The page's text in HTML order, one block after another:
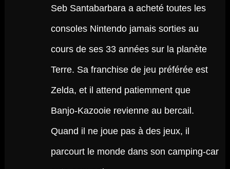
Seb Santabarbara a acheté toutes les
consoles Nintendo jamais sorties au
cours de ses 33 années sur la planète
Terre. Sa franchise de jeu préférée est
Zelda, et il attend patiemment que
Banjo-Kazooie revienne au bercail.
Quand il ne joue pas à des jeux, il
parcourt le monde dans son camping-car